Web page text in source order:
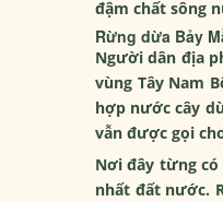
đậm chất sông
Rừng dừa Bảy
Người dân địa
vùng Tây Nam
hợp nước cây
vẫn được gọi
Nơi đây từng
nhất đất nước.